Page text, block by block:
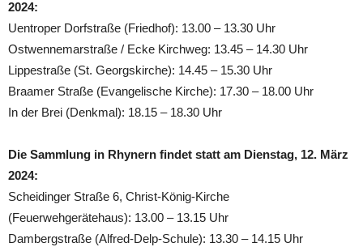
2024:
Uentroper Dorfstraße (Friedhof): 13.00 – 13.30 Uhr
Ostwennemarstraße / Ecke Kirchweg: 13.45 – 14.30 Uhr
Lippestraße (St. Georgskirche): 14.45 – 15.30 Uhr
Braamer Straße (Evangelische Kirche): 17.30 – 18.00 Uhr
In der Brei (Denkmal): 18.15 – 18.30 Uhr
Die Sammlung in Rhynern findet statt am Dienstag, 12. März
2024:
Scheidinger Straße 6, Christ-König-Kirche
(Feuerwehgerätehaus): 13.00 – 13.15 Uhr
Dambergstraße (Alfred-Delp-Schule): 13.30 – 14.15 Uhr